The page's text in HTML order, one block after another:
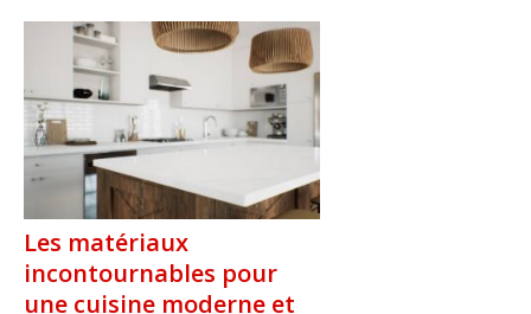
Les matériaux
incontournables pour
une cuisine moderne et